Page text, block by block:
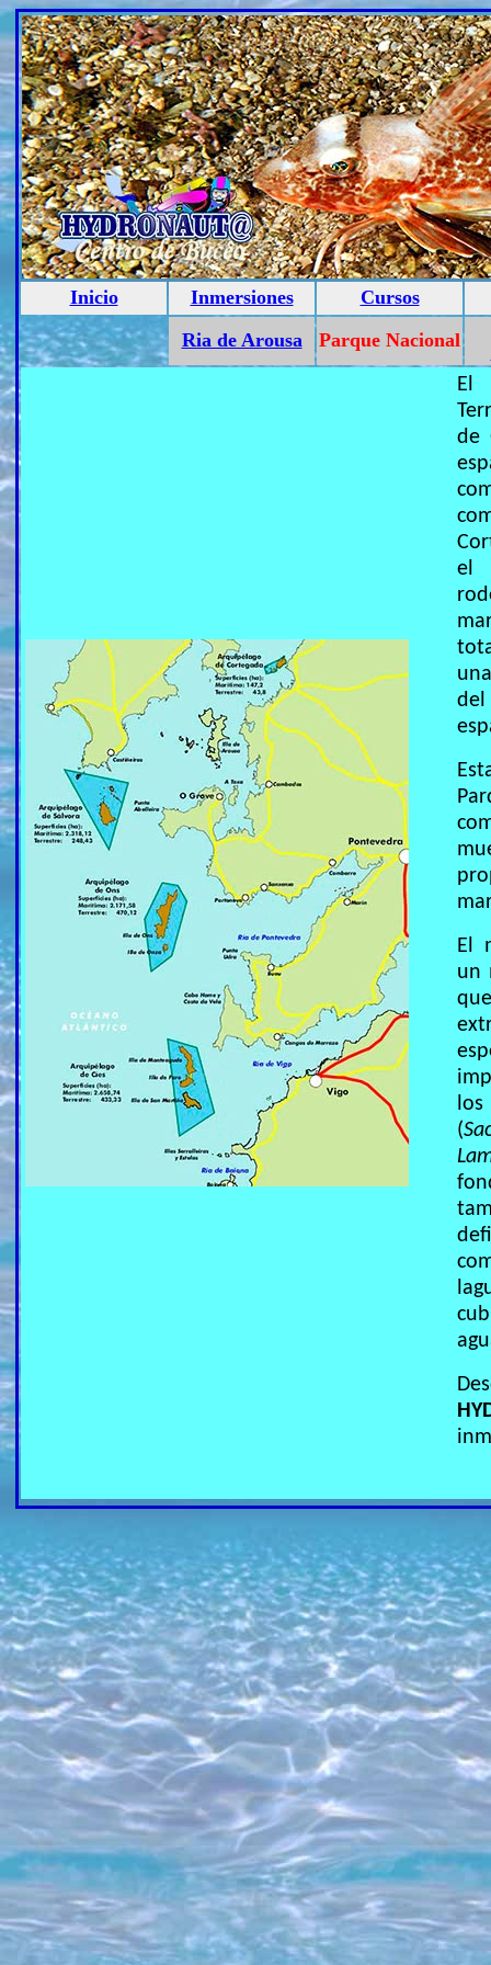
Inicio Inmersiones
Cursos
Ria de Arousa
Parque Nacional
El
de
el
El
un
(